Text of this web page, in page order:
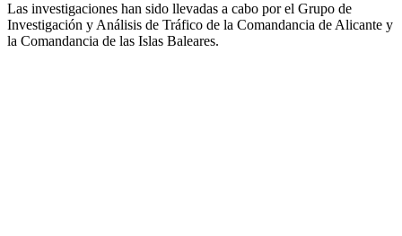
Las investigaciones han sido llevadas a cabo por el Grupo de
Investigación y Análisis de Tráfico de la Comandancia de Alicante y
la Comandancia de las Islas Baleares.